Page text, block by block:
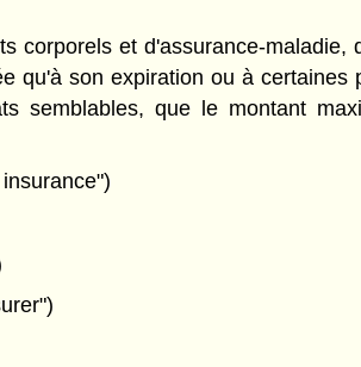
corporels et d'assurance-maladie,
qu'à son expiration ou à certaines
semblables, que le montant